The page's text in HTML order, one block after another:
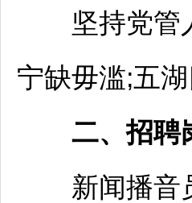
坚持党管人
宁缺毋滥;五
二、招聘
新闻播音